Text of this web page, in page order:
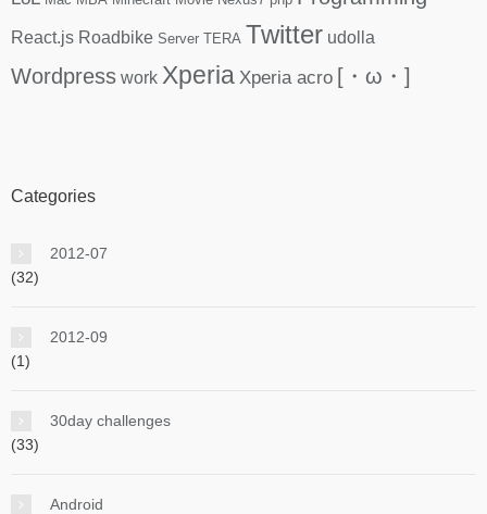
React.js Roadbike Server TERA Twitter udolla
Wordpress work Xperia Xperia acro [・ω・]
Categories
2012-07
(32)
2012-09
(1)
30day challenges
(33)
Android